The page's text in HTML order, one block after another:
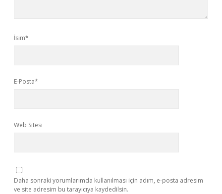
İsim*
E-Posta*
Web Sitesi
Daha sonraki yorumlarımda kullanılması için adım, e-posta adresim
ve site adresim bu tarayıcıya kaydedilsin.